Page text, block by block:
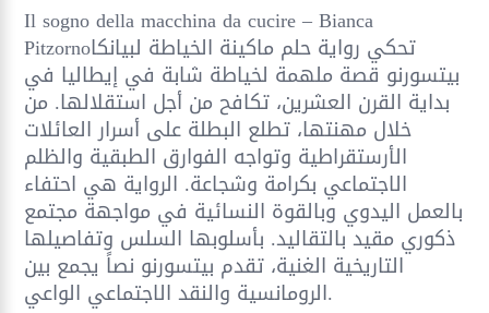
Il sogno della macchina da cucire – Bianca
Pitzornoتحكي رواية حلم ماكينة الخياطة لبيانكا
بيتسورنو قصة ملهمة لخياطة شابة في إيطاليا في
بداية القرن العشرين، تكافح من أجل استقلالها. من
خلال مهنتها، تطلع البطلة على أسرار العائلات
الأرستقراطية وتواجه الفوارق الطبقية والظلم
الاجتماعي بكرامة وشجاعة. الرواية هي احتفاء
بالعمل اليدوي وبالقوة النسائية في مواجهة مجتمع
ذكوري مقيد بالتقاليد. بأسلوبها السلس وتفاصيلها
التاريخية الغنية، تقدم بيتسورنو نصاً يجمع بين
الرومانسية والنقد الاجتماعي الواعي.